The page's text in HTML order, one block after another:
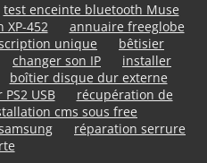
test enceinte bluetooth Muse
452
annuaire freeglobe
unique
bêtisier
changer son IP
installer
boîtier disque dur externe
USB
récupération de
cms sous free
réparation serrure